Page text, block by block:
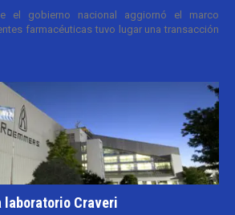
el gobierno nacional aggiornó el marco
farmacéuticas tuvo lugar una transacción
laboratorio Craveri